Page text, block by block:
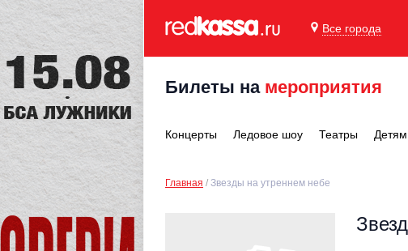
Все города
Билеты на мероприятия
Концерты Ледовое шоу Театры Детям
Главная Звезды на утреннем небе